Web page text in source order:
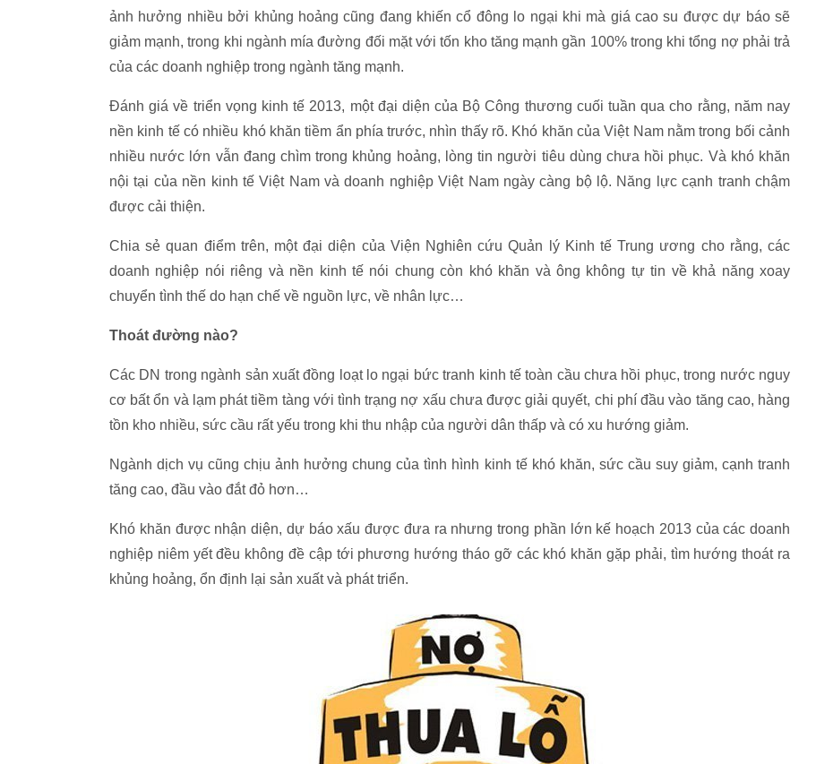
ảnh hưởng nhiều bởi khủng hoảng cũng đang khiến cổ đông lo ngại khi mà giá cao su được dự báo sẽ
giảm mạnh, trong khi ngành mía đường đối mặt với tốn kho tăng mạnh gần 100% trong khi tổng nợ phải trả
của các doanh nghiệp trong ngành tăng mạnh.
Đánh giá về triển vọng kinh tế 2013, một đại diện của Bộ Công thương cuối tuần qua cho rằng, năm nay
nền kinh tế có nhiều khó khăn tiềm ẩn phía trước, nhìn thấy rõ. Khó khăn của Việt Nam nằm trong bối cảnh
nhiều nước lớn vẫn đang chìm trong khủng hoảng, lòng tin người tiêu dùng chưa hồi phục. Và khó khăn
nội tại của nền kinh tế Việt Nam và doanh nghiệp Việt Nam ngày càng bộ lộ. Năng lực cạnh tranh chậm
được cải thiện.
Chia sẻ quan điểm trên, một đại diện của Viện Nghiên cứu Quản lý Kinh tế Trung ương cho rằng, các
doanh nghiệp nói riêng và nền kinh tế nói chung còn khó khăn và ông không tự tin về khả năng xoay
chuyển tình thế do hạn chế về nguồn lực, về nhân lực…
Thoát đường nào?
Các DN trong ngành sản xuất đồng loạt lo ngại bức tranh kinh tế toàn cầu chưa hồi phục, trong nước nguy
cơ bất ổn và lạm phát tiềm tàng với tình trạng nợ xấu chưa được giải quyết, chi phí đầu vào tăng cao, hàng
tồn kho nhiều, sức cầu rất yếu trong khi thu nhập của người dân thấp và có xu hướng giảm.
Ngành dịch vụ cũng chịu ảnh hưởng chung của tình hình kinh tế khó khăn, sức cầu suy giảm, cạnh tranh
tăng cao, đầu vào đắt đỏ hơn…
Khó khăn được nhận diện, dự báo xấu được đưa ra nhưng trong phần lớn kế hoạch 2013 của các doanh
nghiệp niêm yết đều không đề cập tới phương hướng tháo gỡ các khó khăn gặp phải, tìm hướng thoát ra
khủng hoảng, ổn định lại sản xuất và phát triển.